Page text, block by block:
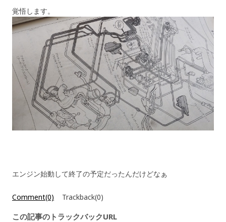
覚悟します。
エンジン始動して終了の予定だったんだけどなぁ
Comment(0) Trackback(0)
この記事のトラックバックURL